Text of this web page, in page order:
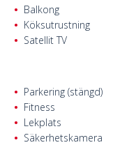
Balkong
Köksutrustning
Satellit TV
Parkering (stängd)
Fitness
Lekplats
Säkerhetskamera